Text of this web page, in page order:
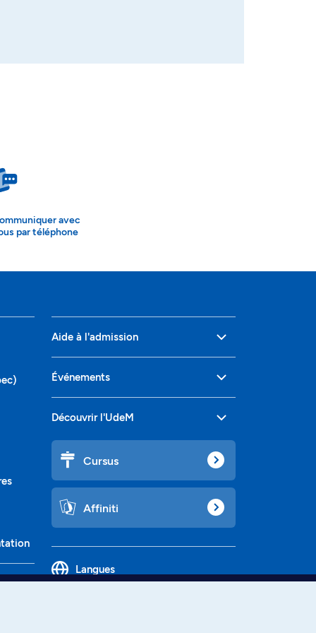
avec
par téléphone
Aide à l'admission
Événements
Découvrir l'UdeM
Cursus
Affiniti
Langues